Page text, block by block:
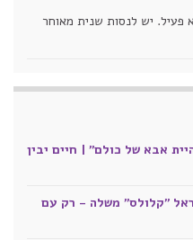
פעיל. יש לנסות שנית מאוחר
אבא של כולם" | חיים יבין
"קלולס" משלה - רק עם